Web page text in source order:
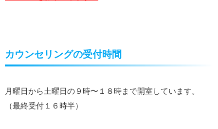
カウンセリングの受付時間
月曜日から土曜日の９時〜１８時まで開室しています。
（最終受付１６時半）